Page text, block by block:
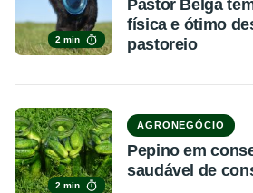
2 min
Pastor Belga
física e ótimo
pastoreio
2 min
AGRONEGÓCIO
Pepino em
saudável de